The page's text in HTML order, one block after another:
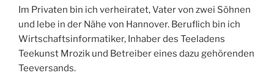
Im Privaten bin ich verheiratet, Vater von zwei Söhnen
und lebe in der Nähe von Hannover. Beruflich bin ich
Wirtschaftsinformatiker, Inhaber des Teeladens
Teekunst Mrozik und Betreiber eines dazu gehörenden
Teeversands.